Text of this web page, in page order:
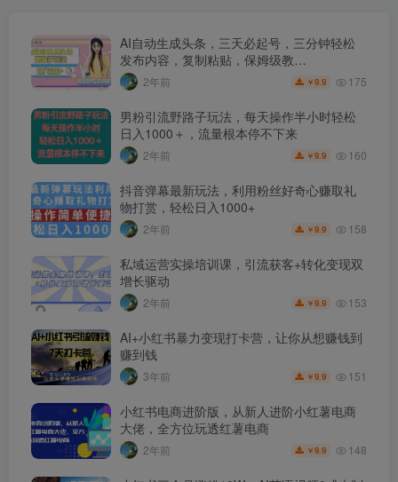
AI自动生成头条，三天必起号，三分钟轻松
发布内容，复制粘贴，保姆级教…
2年前 ￥9.9 175
男粉引流野路子玩法，每天操作半小时轻松
日入1000＋，流量根本停不下来
2年前 ￥9.9 160
抖音弹幕最新玩法，利用粉丝好奇心赚取礼
物打赏，轻松日入1000+
2年前 ￥9.9 158
私域运营实操培训课，引流获客+转化变现双
增长驱动
2年前 ￥9.9 153
AI+小红书暴力变现打卡营，让你从想赚钱到
赚到钱
3年前 ￥9.9 151
小红书电商进阶版，从新人进阶小红薯电商
大佬，全方位玩透红薯电商
2年前 ￥9.9 148